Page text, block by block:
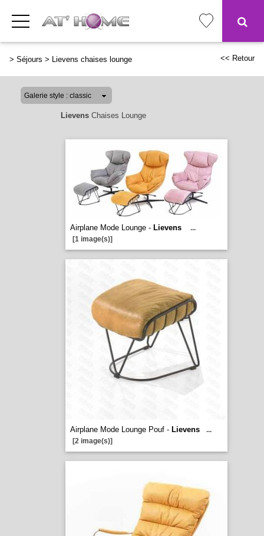
> Séjours > Lievens chaises lounge << Retour
LievensChaises Lounge
Airplane Mode Lounge - Lievens
...
[1 image(s)]
Airplane Mode Lounge Pouf - Lievens
...
[2 image(s)]